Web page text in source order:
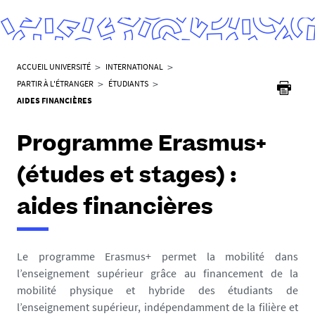
V
o
u
ê
t
e
s
i
c
i
:
ACCUEIL UNIVERSITÉ
INTERNATIONAL
PARTIR À L'ÉTRANGER
ÉTUDIANTS
AIDES FINANCIÈRES
Programme Erasmus+
(études et stages) :
aides financières
Le programme Erasmus+ permet la mobilité dans
l’enseignement supérieur grâce au financement de la
mobilité physique et hybride des étudiants de
l’enseignement supérieur, indépendamment de la filière et